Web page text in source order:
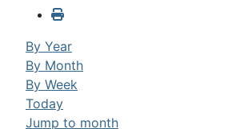
By Year
By Month
By Week
Today
Jump to month